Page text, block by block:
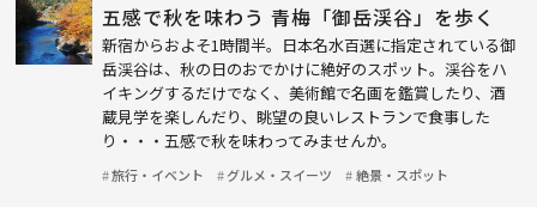
五感で秋を味わう 青梅「御岳渓谷」を歩く
新宿からおよそ1時間半。日本名水百選に指定されている御
岳渓谷は、秋の日のおでかけに絶好のスポット。渓谷をハ
イキングするだけでなく、美術館で名画を鑑賞したり、酒
蔵見学を楽しんだり、眺望の良いレストランで食事した
り・・・五感で秋を味わってみませんか。
旅行・イベント グルメ・スイーツ 絶景・スポット